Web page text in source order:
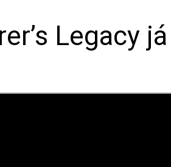
Legacy